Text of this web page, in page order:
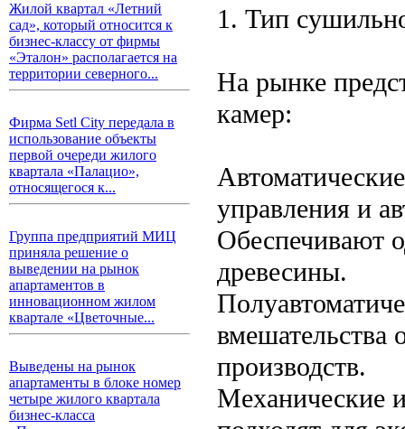
Жилой квартал «Летний
сад», который относится к
бизнес-классу от фирмы
«Эталон» располагается на
территории северного...
Фирма Setl City передала в
использование объекты
первой очереди жилого
квартала «Палацио»,
относящегося к...
Группа предприятий МИЦ
приняла решение о
выведении на рынок
апартаментов в
инновационном жилом
квартале «Цветочные...
Выведены на рынок
апартаменты в блоке номер
четыре жилого квартала
бизнес-класса
1. Тип
На рынке
камер:
управления и
Обеспечивают
древесины.
вмешательства
производств.
Механические